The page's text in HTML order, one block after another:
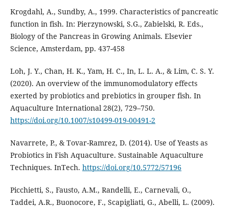
Krogdahl, A., Sundby, A., 1999. Characteristics of pancreatic
function in fish. In: Pierzynowski, S.G., Zabielski, R. Eds.,
Biology of the Pancreas in Growing Animals. Elsevier
Science, Amsterdam, pp. 437-458
Loh, J. Y., Chan, H. K., Yam, H. C., In, L. L. A., & Lim, C. S. Y.
(2020). An overview of the immunomodulatory effects
exerted by probiotics and prebiotics in grouper fish. In
Aquaculture International 28(2), 729–750.
https://doi.org/10.1007/s10499-019-00491-2
Navarrete, P., & Tovar-Ramrez, D. (2014). Use of Yeasts as
Probiotics in Fish Aquaculture. Sustainable Aquaculture
Techniques. InTech. https://doi.org/10.5772/57196
Picchietti, S., Fausto, A.M., Randelli, E., Carnevali, O.,
Taddei, A.R., Buonocore, F., Scapigliati, G., Abelli, L. (2009).